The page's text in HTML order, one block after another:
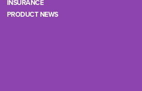
INSURANCE
PRODUCT NEWS